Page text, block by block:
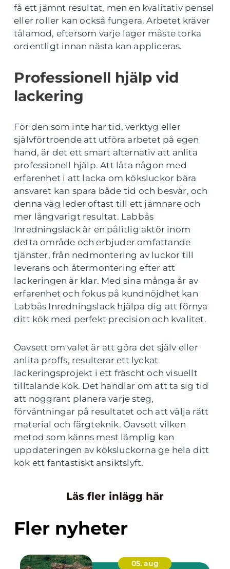
få ett jämnt resultat, men en kvalitativ pensel
eller roller kan också fungera. Arbetet kräver
tålamod, eftersom varje lager måste torka
ordentligt innan nästa kan appliceras.
Professionell hjälp vid
lackering
För den som inte har tid, verktyg eller
självförtroende att utföra arbetet på egen
hand, är det ett smart alternativ att anlita
professionell hjälp. Att låta någon med
erfarenhet i att lacka om köksluckor bära
ansvaret kan spara både tid och besvär, och
denna väg leder oftast till ett jämnare och
mer långvarigt resultat. Labbås
Inredningslack är en pålitlig aktör inom
detta område och erbjuder omfattande
tjänster, från nedmontering av luckor till
leverans och återmontering efter att
lackeringen är klar. Med sina många år av
erfarenhet och fokus på kundnöjdhet kan
Labbås Inredningslack hjälpa dig att förnya
ditt kök med perfekt precision och kvalitet.
Oavsett om valet är att göra det själv eller
anlita proffs, resulterar ett lyckat
lackeringsprojekt i ett fräscht och visuellt
tilltalande kök. Det handlar om att ta sig tid
att noggrant planera varje steg,
förväntningar på resultatet och att välja rätt
material och färgteknik. Oavsett vilken
metod som känns mest lämplig kan
uppdateringen av köksluckorna ge hela ditt
kök ett fantastiskt ansiktslyft.
Läs fler inlägg här
Fler nyheter
05. aug